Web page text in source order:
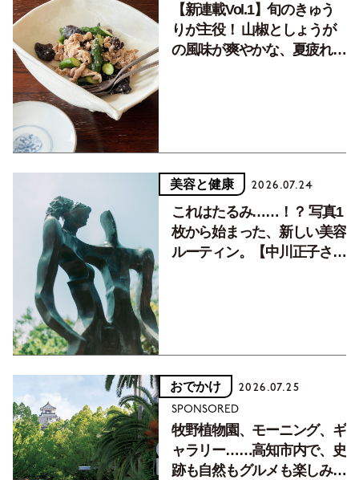
【新連載Vol.1】旬のきゅう
りが主役！ 山椒としょうが
の風味が爽やかな、夏疲れを
美容と健康 2026.07.24
これはたるみ……！？ 写真1
枚から始まった、新しい美容
ルーティン。【中川正子さん
おでかけ 2026.07.25
SPONSORED
牧野植物園、モーニング、ギ
ャラリー……高知市内で、史
跡も自然もグルメも楽しみ尽